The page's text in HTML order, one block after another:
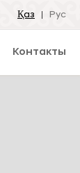
Қаз Рус
Контакты